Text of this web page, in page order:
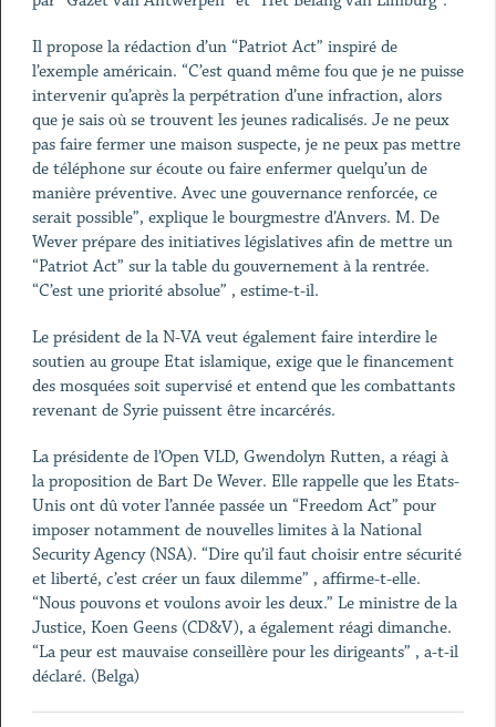
Il propose la rédaction d’un “Patriot Act” inspiré de
l’exemple américain. “C’est quand même fou que je ne puisse
intervenir qu’après la perpétration d’une infraction, alors
que je sais où se trouvent les jeunes radicalisés. Je ne peux
pas faire fermer une maison suspecte, je ne peux pas mettre
de téléphone sur écoute ou faire enfermer quelqu’un de
manière préventive. Avec une gouvernance renforcée, ce
serait possible”, explique le bourgmestre d’Anvers. M. De
Wever prépare des initiatives législatives afin de mettre un
“Patriot Act” sur la table du gouvernement à la rentrée.
“C’est une priorité absolue” , estime-t-il.
Le président de la N-VA veut également faire interdire le
soutien au groupe Etat islamique, exige que le financement
des mosquées soit supervisé et entend que les combattants
revenant de Syrie puissent être incarcérés.
La présidente de l’Open VLD, Gwendolyn Rutten, a réagi à
la proposition de Bart De Wever. Elle rappelle que les Etats-
Unis ont dû voter l’année passée un “Freedom Act” pour
imposer notamment de nouvelles limites à la National
Security Agency (NSA). “Dire qu’il faut choisir entre sécurité
et liberté, c’est créer un faux dilemme” , affirme-t-elle.
“Nous pouvons et voulons avoir les deux.” Le ministre de la
Justice, Koen Geens (CD&V), a également réagi dimanche.
“La peur est mauvaise conseillère pour les dirigeants” , a-t-il
déclaré. (Belga)